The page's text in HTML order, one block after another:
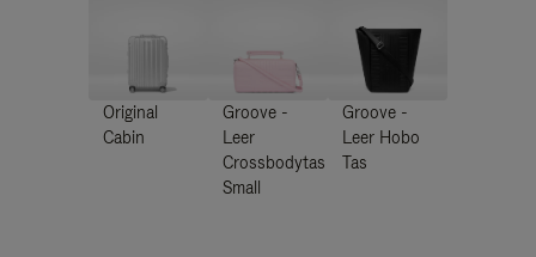
Original
Cabin
Groove -
Leer
Crossbodytas
Small
Groove -
Leer Hobo
Tas